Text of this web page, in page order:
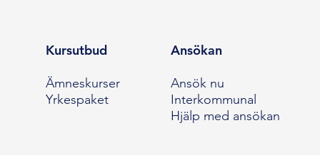
Kursutbud
Ämneskurser
Yrkespaket
Ansökan
Ansök nu
Interkommunal
Hjälp med ansökan